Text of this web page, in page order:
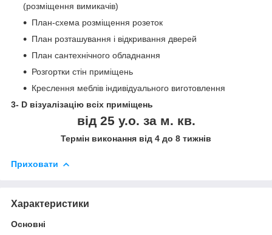
(розміщення вимикачів)
План-схема розміщення розеток
План розташування і відкривання дверей
План сантехнічного обладнання
Розгортки стін приміщень
Креслення меблів індивідуального виготовлення
3- D візуалізацію всіх приміщень
від 25 у.о. за м. кв.
Термін виконання від 4 до 8 тижнів
Приховати
Характеристики
Основні